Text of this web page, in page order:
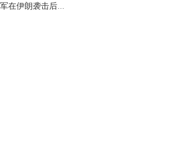
老师好，金现在
“打脸”特朗普！路透独家：美军在伊朗袭击后转...